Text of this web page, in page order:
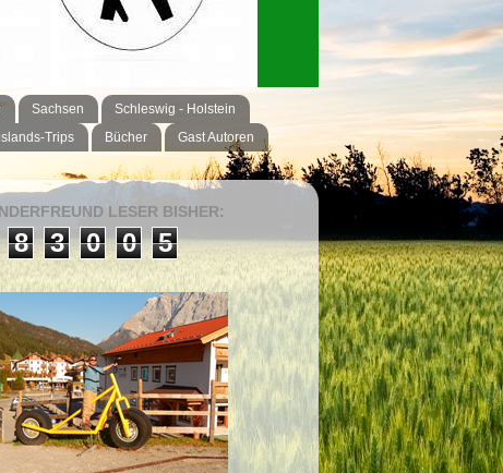
Sachsen
Schleswig - Holstein
Trips Bücher
Gast Autoren
LESER BISHER:
8 3 0 0 5